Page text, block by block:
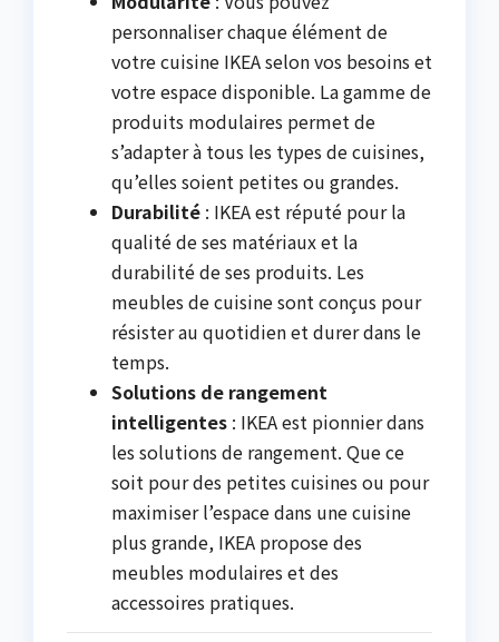
personnaliser chaque élément de
votre cuisine IKEA selon vos besoins et
votre espace disponible. La gamme de
produits modulaires permet de
s’adapter à tous les types de cuisines,
qu’elles soient petites ou grandes.
Durabilité : IKEA est réputé pour la
qualité de ses matériaux et la
durabilité de ses produits. Les
meubles de cuisine sont conçus pour
résister au quotidien et durer dans le
temps.
Solutions de rangement
intelligentes : IKEA est pionnier dans
les solutions de rangement. Que ce
soit pour des petites cuisines ou pour
maximiser l’espace dans une cuisine
plus grande, IKEA propose des
meubles modulaires et des
accessoires pratiques.